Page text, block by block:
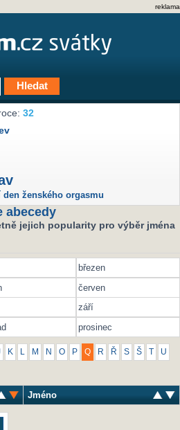
reklama
32
den ženského orgasmu
abecedy
jejich popularity pro výběr jména
březen
červen
září
prosinec
K L M N O P Q R Ř S Š U
Jméno